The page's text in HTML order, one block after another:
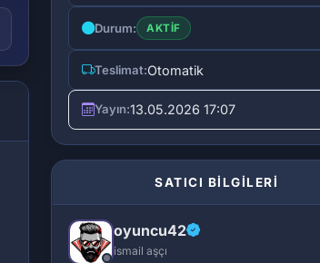
Durum: AKTIF
Teslimat:Otomatik
Yayın:13.05.2026 17:07
SATICI BİLGİLERİ
oyuncu42
ismail aşçı